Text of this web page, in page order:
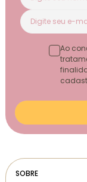
Ao
SOBRE